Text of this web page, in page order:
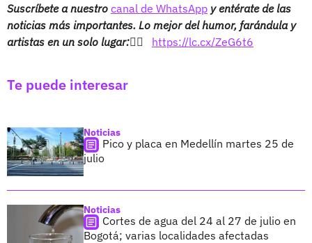
Suscríbete a nuestro canal de WhatsApp y entérate de las
noticias más importantes. Lo mejor del humor, farándula y
artistas en un solo lugar:👉🏻
https://lc.cx/ZeG6t6
Te puede interesar
Noticias
Pico y placa en Medellín martes 25 de
julio
Noticias
Cortes de agua del 24 al 27 de julio en
Bogotá; varias localidades afectadas